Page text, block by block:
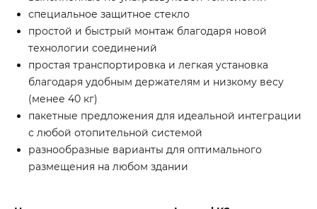
специальное защитное стекло
простой и быстрый монтаж благодаря новой
технологии соединений
простая транспортировка и легкая установка
благодаря удобным держателям и низкому весу
(менее 40 кг)
пакетные предложения для идеальной интеграции
с любой отопительной системой
разнообразные варианты для оптимального
размещения на любом здании